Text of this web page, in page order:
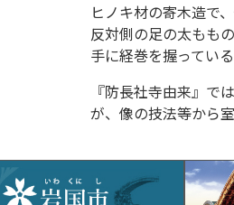
ヒノキ材の寄木造で
反対側の足の太もも
手に経巻を握ってい
『防長社寺由来』で
が、像の技法等から